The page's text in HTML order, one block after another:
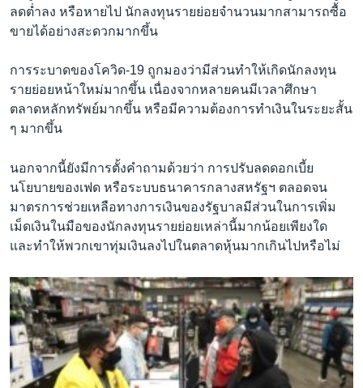
ลดต่ำลง หรือหายไป นักลงทุนรายย่อยจำนวนมากสามารถซื้อ
ขายได้อย่างสะดวกมากขึ้น
การระบาดของโควิด-19 ถูกมองว่ามีส่วนทำให้เกิดนักลงทุน
รายย่อยหน้าใหม่มากขึ้น เนื่องจากหลายคนมีเวลาศึกษา
ตลาดหลักทรัพย์มากขึ้น หรือมีความต้องการทำเงินในระยะสั้น
ๆ มากขึ้น
นอกจากนี้ยังมีการตั้งคำถามด้วยว่า การปรับลดดอกเบี้ย
นโยบายของเฟด หรือระบบธนาคารกลางสหรัฐฯ ตลอดจน
มาตรการช่วยเหลือทางการเงินของรัฐบาลมีส่วนในการเพิ่ม
เม็ดเงินในมือของนักลงทุนรายย่อยเหล่านี้มากน้อยเพียงใด
และทำให้พวกเขาทุ่มเงินลงไปในตลาดหุ้นมากเกินไปหรือไม่